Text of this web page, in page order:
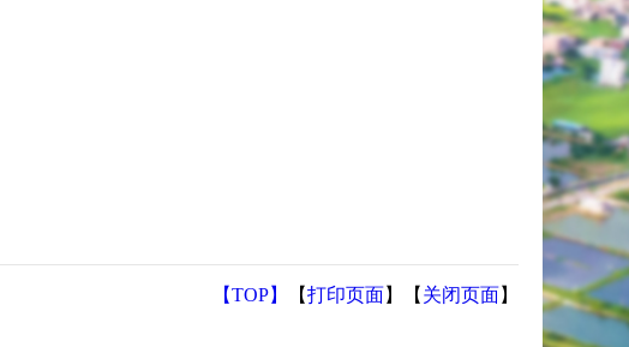
【TOP】 【打印页面】【 关闭页面】